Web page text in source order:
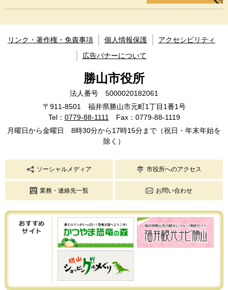
リンク・著作権・免責事項 個人情報保護
アクセシビリティ
広告バナーについて
勝山市役所
法人番号 5000020182061
〒911-8501 福井県勝山市元町1丁目1番1号
Tel： 0779-88-1111
Fax：0779-88-1119
月曜日から金曜日 8時30分から17時15分まで（祝日・年末年始を
除く）
ソーシャルメディア 市役所へのアクセス
業務・連絡先一覧 お問い合わせ